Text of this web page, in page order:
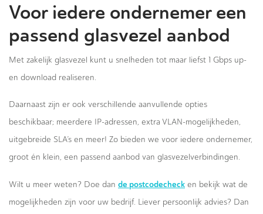
Voor iedere ondernemer een
passend glasvezel aanbod
Met zakelijk glasvezel kunt u snelheden tot maar liefst 1 Gbps up-
en download realiseren.
Daarnaast zijn er ook verschillende aanvullende opties
beschikbaar; meerdere IP-adressen, extra VLAN-mogelijkheden,
uitgebreide SLA’s en meer! Zo bieden we voor iedere ondernemer,
groot én klein, een passend aanbod van glasvezelverbindingen.
Wilt u meer weten? Doe dan de postcodecheck en bekijk wat de
mogelijkheden zijn voor uw bedrijf. Liever persoonlijk advies? Dan